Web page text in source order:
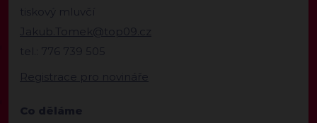
tiskový mluvčí
Jakub.Tomek@top09.cz
tel.: 776 739 505
Registrace pro novináře
Co děláme